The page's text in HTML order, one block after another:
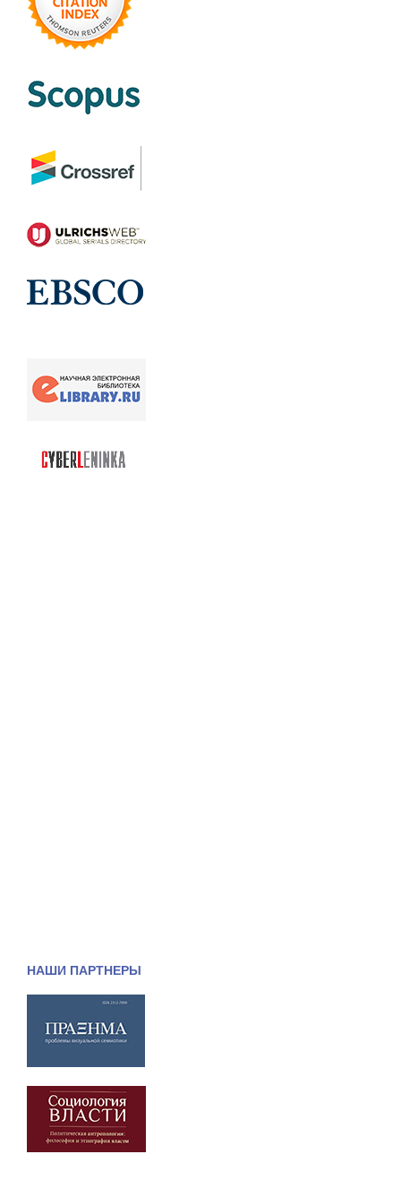
НАШИ ПАРТНЕРЫ